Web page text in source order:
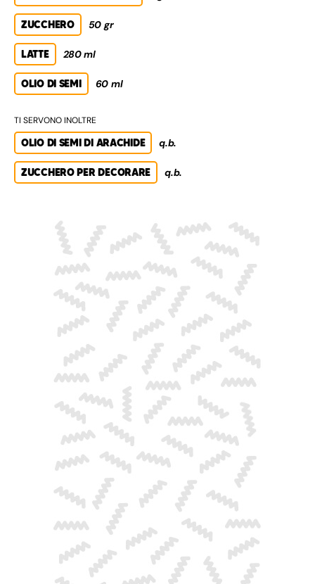
ZUCCHERO 50 gr
LATTE 280 ml
OLIO DI SEMI 60 ml
TI SERVONO INOLTRE
OLIO DI SEMI DI ARACHIDE q.b.
ZUCCHERO PER DECORARE q.b.